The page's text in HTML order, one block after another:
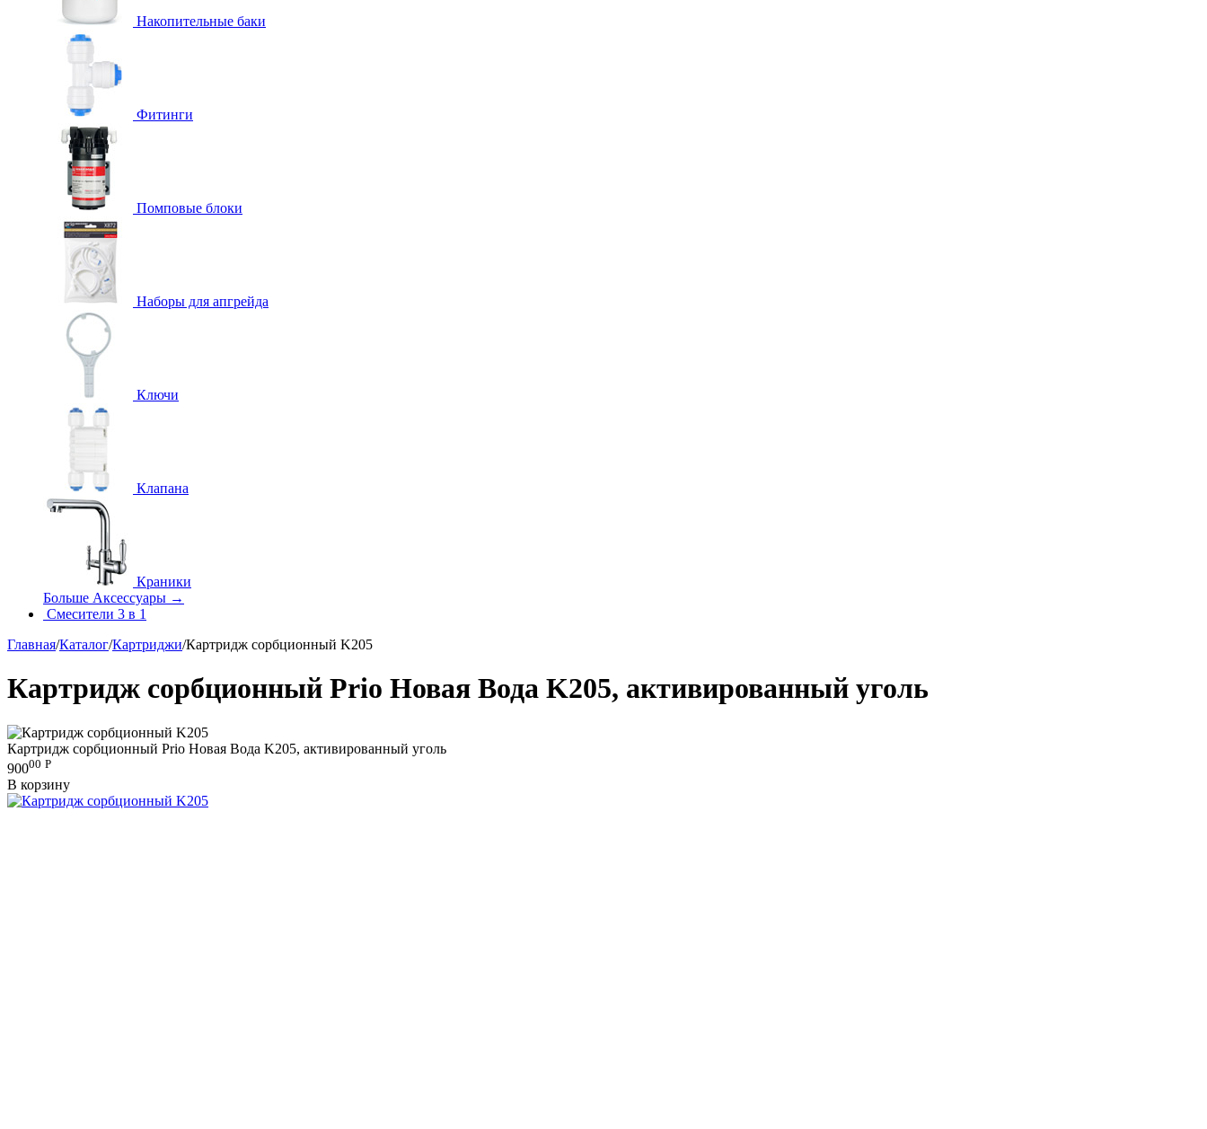
Накопительные баки
Фитинги
Помповые блоки
Наборы для апгрейда
Ключи
Клапана
Краники
Больше Аксессуары →
Смесители 3 в 1
Главная/Каталог/Картриджи/Картридж сорбционный K205
Картридж сорбционный Prio Новая Вода K205, активированный уголь
Картридж сорбционный Prio Новая Вода K205, активированный уголь
90000 Р
В корзину